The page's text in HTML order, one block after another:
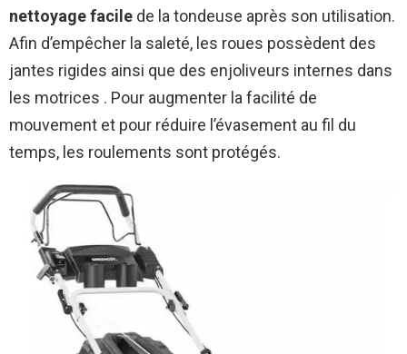
nettoyage facile de la tondeuse après son utilisation.
Afin d’empêcher la saleté, les roues possèdent des
jantes rigides ainsi que des enjoliveurs internes dans
les motrices . Pour augmenter la facilité de
mouvement et pour réduire l’évasement au fil du
temps, les roulements sont protégés.